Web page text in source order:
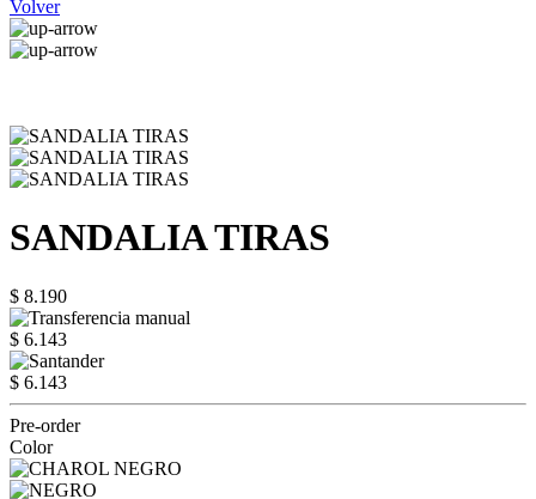
Volver
SANDALIA TIRAS
$ 8.190
$ 6.143
$ 6.143
Pre-order
Color